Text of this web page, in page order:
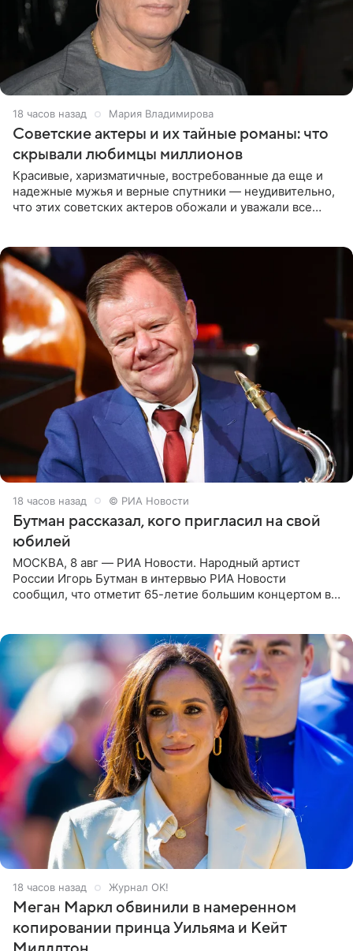
18 часов назад Мария Владимирова
Советские актеры и их тайные романы: что
скрывали любимцы миллионов
Красивые, харизматичные, востребованные да еще и
надежные мужья и верные спутники — неудивительно,
что этих советских актеров обожали и уважали все
18 часов назад © РИА Новости
Бутман рассказал, кого пригласил на свой
юбилей
МОСКВА, 8 авг — РИА Новости. Народный артист
России Игорь Бутман в интервью РИА Новости
сообщил, что отметит 65-летие большим концертом в
18 часов назад Журнал OK!
Меган Маркл обвинили в намеренном
копировании принца Уильяма и Кейт